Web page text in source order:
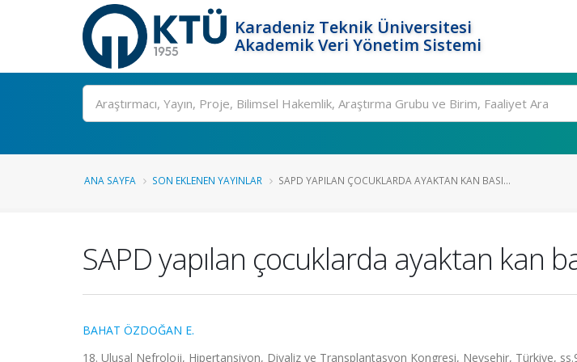
Karadeniz Teknik Üniversitesi
Akademik Veri Yönetim Sistemi
Ara
ANA SAYFA SON EKLENEN YAYINLAR SAPD YAPILAN ÇOCUKLARDA AYAKTAN KAN BASI...
SAPD yapılan çocuklarda ayaktan kan
BAHAT ÖZDOĞAN E.
18. Ulusal Nefroloji, Hipertansiyon, Diyaliz ve Transplantasyon Kongresi, Nevşehir, Türkiye,